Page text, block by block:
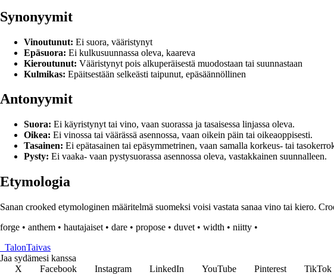
Synonyymit
Vinoutunut: Ei suora, vääristynyt
Epäsuora: Ei kulkusuunnassa oleva, kaareva
Kieroutunut: Vääristynyt pois alkuperäisestä muodostaan tai suunnastaan
Kulmikas: Epäitsestään selkeästi taipunut, epäsäännöllinen
Antonyymit
Suora: Ei käyristynyt tai vino, vaan suorassa ja tasaisessa linjassa oleva.
Oikea: Ei vinossa tai väärässä asennossa, vaan oikein päin tai oikeaoppisesti.
Tasainen: Ei epätasainen tai epäsymmetrinen, vaan samalla korkeus- tai
Pysty: Ei vaaka- vaan pystysuorassa asennossa oleva, vastakkainen suunnalleen.
Etymologia
Sanan crooked etymologinen määritelmä suomeksi voisi vastata sanaa vino tai kiero.
forge • anthem • hautajaiset • dare • propose • duvet • width • niitty •
TalonTaivas
Jaa sydämesi kanssa
X
Facebook Instagram LinkedIn YouTube Pinterest TikTok